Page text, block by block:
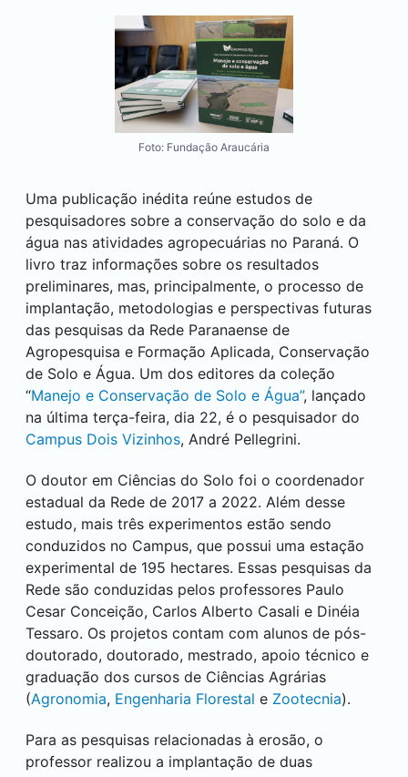
Foto: Fundação Araucária
Uma publicação inédita reúne estudos de
pesquisadores sobre a conservação do solo e da
água nas atividades agropecuárias no Paraná. O
livro traz informações sobre os resultados
preliminares, mas, principalmente, o processo de
implantação, metodologias e perspectivas futuras
das pesquisas da Rede Paranaense de
Agropesquisa e Formação Aplicada, Conservação
de Solo e Água. Um dos editores da coleção
“Manejo e Conservação de Solo e Água”, lançado
na última terça-feira, dia 22, é o pesquisador do
Campus Dois Vizinhos, André Pellegrini.
O doutor em Ciências do Solo foi o coordenador
estadual da Rede de 2017 a 2022. Além desse
estudo, mais três experimentos estão sendo
conduzidos no Campus, que possui uma estação
experimental de 195 hectares. Essas pesquisas da
Rede são conduzidas pelos professores Paulo
Cesar Conceição, Carlos Alberto Casali e Dinéia
Tessaro. Os projetos contam com alunos de pós-
doutorado, doutorado, mestrado, apoio técnico e
graduação dos cursos de Ciências Agrárias
(Agronomia, Engenharia Florestal e Zootecnia).
Para as pesquisas relacionadas à erosão, o
professor realizou a implantação de duas